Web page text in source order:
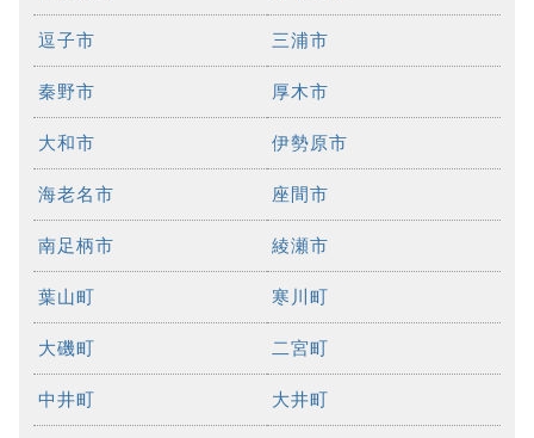
逗子市 三浦市
秦野市 厚木市
大和市 伊勢原市
海老名市 座間市
南足柄市 綾瀬市
葉山町 寒川町
大磯町 二宮町
中井町 大井町